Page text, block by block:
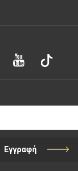
Εγγραφή